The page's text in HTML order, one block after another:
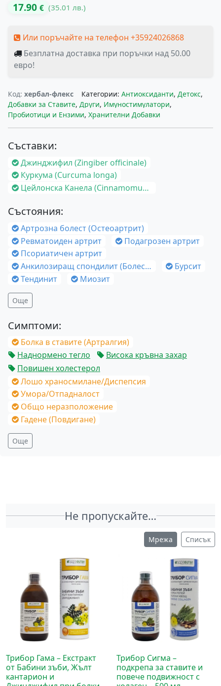
17.90 € (35.01 лв.)
Или поръчайте на телефон +35924026868
Безплатна доставка при поръчки над 50.00
евро!
Код: хербал-флекс Категории: Антиоксиданти, Детокс,
Добавки за Ставите, Други, Имуностимулатори,
Пробиотици и Ензими, Хранителни Добавки
Съставки:
Джинджифил (Zingiber officinale)
Куркума (Curcuma longa)
Цейлонска Канела (Cinnamomum verum)
Състояния:
Артрозна болест (Остеоартрит)
Ревматоиден артрит
Подагрозен артрит
Псориатичен артрит
Анкилозиращ спондилит (Болест на Бехтерев)
Бурсит
Тендинит
Миозит
Още
Симптоми:
Болка в ставите (Артралгия)
Наднормено тегло
Висока кръвна захар
Повишен холестерол
Лошо храносмилане/Диспепсия
Умора/Отпадналост
Общо неразположение
Гадене (Повдигане)
Още
Не пропускайте…
Мрежа Списък
Трибор Гама – Екстракт
от Бабини зъби, Жълт
кантарион и
Трибор Сигма –
подкрепа за ставите и
повече подвижност с